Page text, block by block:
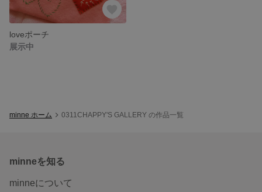
loveポーチ
展示中
minne ホーム 0311CHAPPY'S GALLERY の作品一覧
minneを知る
minneについて